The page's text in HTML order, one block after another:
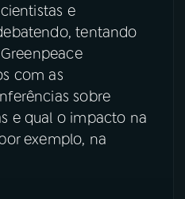
Facebook
X
e
tentando
com as
sobre
e qual o impacto na
exemplo, na